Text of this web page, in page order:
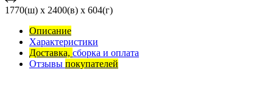
1770(ш) x 2400(в) x 604(г)
Описание
Характеристики
Доставка, сборка и оплата
Отзывы покупателей